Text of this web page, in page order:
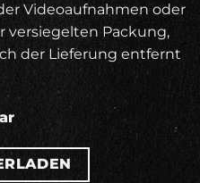
Videoaufnahmen oder
versiegelten Packung,
der Lieferung entfernt